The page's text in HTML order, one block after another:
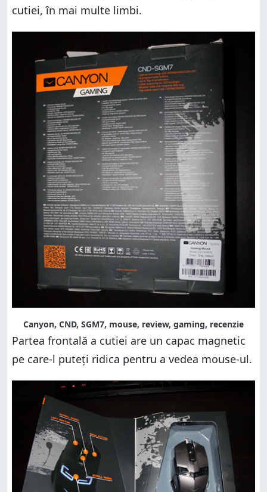
cutiei, în mai multe limbi.
Canyon, CND, SGM7, mouse, review, gaming, recenzie
Partea frontală a cutiei are un capac magnetic
pe care-l puteți ridica pentru a vedea mouse-ul.